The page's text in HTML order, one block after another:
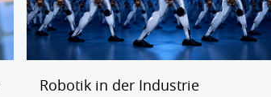
Robotik in der Industrie